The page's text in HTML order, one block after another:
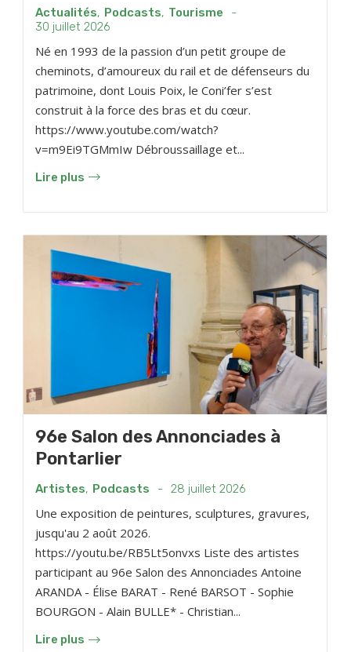
Actualités, Podcasts, Tourisme
-
30 juillet 2026
Né en 1993 de la passion d’un petit groupe de
cheminots, d’amoureux du rail et de défenseurs du
patrimoine, dont Louis Poix, le Coni’fer s’est
construit à la force des bras et du cœur.
https://www.youtube.com/watch?
v=m9Ei9TGMmIw Débroussaillage et...
Lire plus
96e Salon des Annonciades à
Pontarlier
Artistes, Podcasts - 28 juillet 2026
Une exposition de peintures, sculptures, gravures,
jusqu'au 2 août 2026.
https://youtu.be/RB5Lt5onvxs Liste des artistes
participant au 96e Salon des Annonciades Antoine
ARANDA - Élise BARAT - René BARSOT - Sophie
BOURGON - Alain BULLE* - Christian...
Lire plus